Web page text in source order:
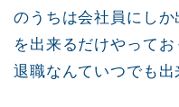
のうちは会社員にし
を出来るだけやってお
退職なんていつでも出